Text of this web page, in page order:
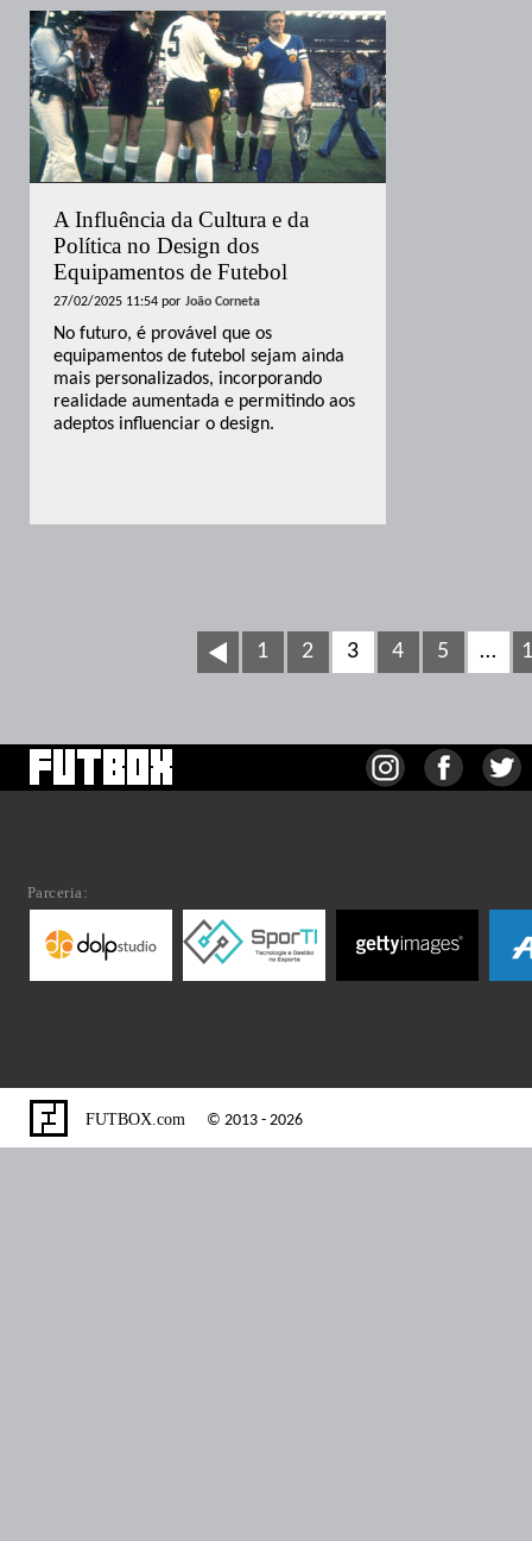
A Influência da Cultura e da
Política no Design dos
Equipamentos de Futebol
27/02/2025 11:54 por João Corneta
No futuro, é provável que os
equipamentos de futebol sejam ainda
mais personalizados, incorporando
realidade aumentada e permitindo aos
adeptos influenciar o design.
1 2 3 4 5 …
Parceria:
FUTBOX.com © 2013 - 2026